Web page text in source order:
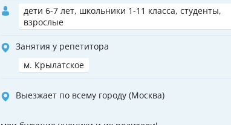
дети 6-7 лет, школьники 1-11 класса, студенты,
взрослые
Занятия у репетитора
м. Крылатское
Выезжает по всему городу (Москва)